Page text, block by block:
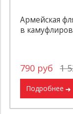
Армейская
в
790 руб 1
Подробнее